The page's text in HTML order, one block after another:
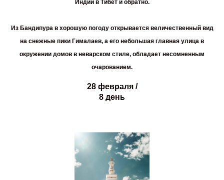
Индии в Тибет и обратно.
Из Бандипура в хорошую погоду открывается величественный вид
на снежные пики Гималаев, а его небольшая главная улица в
окружении домов в неварском стиле, обладает несомненным
очарованием.
28 февраля /
8 день